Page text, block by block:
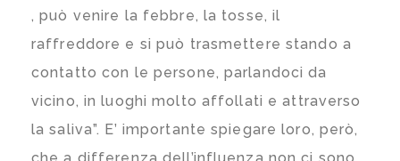
, può venire la febbre, la tosse, il
raffreddore e si può trasmettere stando a
contatto con le persone, parlandoci da
vicino, in luoghi molto affollati e attraverso
la saliva”. E’ importante spiegare loro, però,